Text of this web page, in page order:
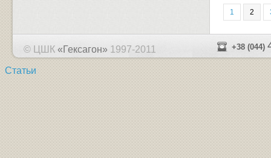
1 2
© ЦШК «Гексагон» 1997-2011 +38 (044)
Статьи